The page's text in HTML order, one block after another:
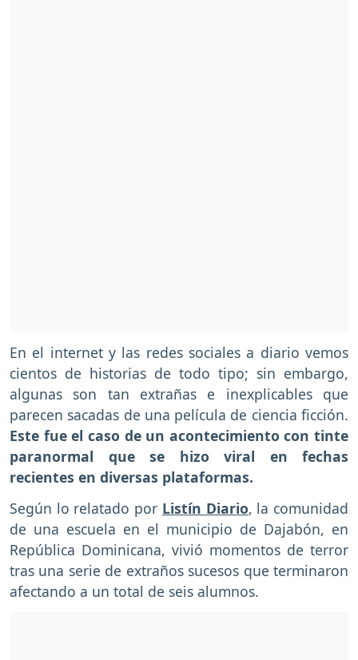
En el internet y las redes sociales a diario vemos
cientos de historias de todo tipo; sin embargo,
algunas son tan extrañas e inexplicables que
parecen sacadas de una película de ciencia ficción.
Este fue el caso de un acontecimiento con tinte
paranormal que se hizo viral en fechas
recientes en diversas plataformas.
Según lo relatado por Listín Diario, la comunidad
de una escuela en el municipio de Dajabón, en
República Dominicana, vivió momentos de terror
tras una serie de extraños sucesos que terminaron
afectando a un total de seis alumnos.